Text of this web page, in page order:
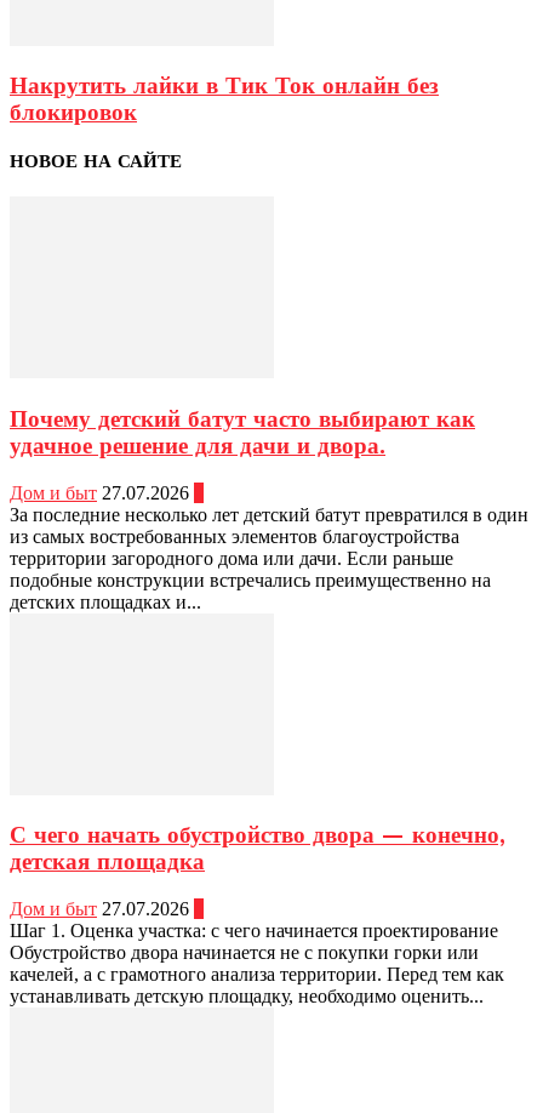
Накрутить лайки в Тик Ток онлайн без
блокировок
НОВОЕ НА САЙТЕ
Почему детский батут часто выбирают как
удачное решение для дачи и двора.
Дом и быт 27.07.2026
За последние несколько лет детский батут превратился в один
из самых востребованных элементов благоустройства
территории загородного дома или дачи. Если раньше
подобные конструкции встречались преимущественно на
детских площадках и...
С чего начать обустройство двора — конечно,
детская площадка
Дом и быт 27.07.2026
Шаг 1. Оценка участка: с чего начинается проектирование
Обустройство двора начинается не с покупки горки или
качелей, а с грамотного анализа территории. Перед тем как
устанавливать детскую площадку, необходимо оценить...